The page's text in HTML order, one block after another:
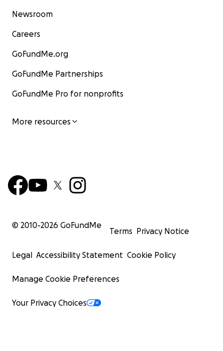
Newsroom
Careers
GoFundMe.org
GoFundMe Partnerships
GoFundMe Pro for nonprofits
More resources
© 2010-2026 GoFundMe
Terms Privacy Notice
Legal Accessibility Statement Cookie Policy
Manage Cookie Preferences
Your Privacy Choices